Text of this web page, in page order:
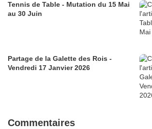
Tennis de Table - Mutation du 15 Mai
au 30 Juin
Partage de la Galette des Rois -
Vendredi 17 Janvier 2026
Commentaires